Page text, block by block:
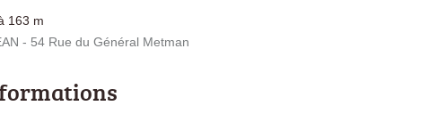
163 m
- 54 Rue du Général Metman